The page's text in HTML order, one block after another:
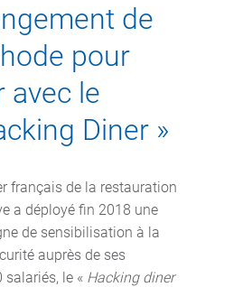
de
pour
avec le
Diner »
français de la restauration
a déployé fin 2018 une
de sensibilisation à la
auprès de ses
salariés, le « Hacking diner